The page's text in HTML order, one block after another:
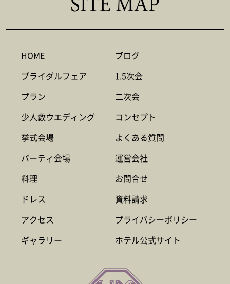
HOME
ブライダルフェア
プラン
少人数ウエディング
挙式会場
パーティ会場
料理
ドレス
アクセス
ギャラリー
ブログ
1.5次会
二次会
コンセプト
よくある質問
運営会社
お問合せ
資料請求
プライバシーポリシー
ホテル公式サイト